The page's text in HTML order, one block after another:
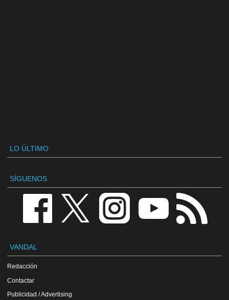
LO ÚLTIMO
SÍGUENOS
VANDAL
Redacción
Contactar
Publicidad / Advertising